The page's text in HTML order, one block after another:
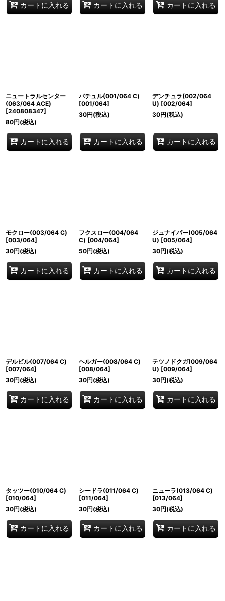
カートに入れる カートに入れる カートに入れる
ニュートラルセンター
(063/064 ACE)
[240808347]
80円(税込)
カートに入れる
バチュル(001/064 C)
[001/064]
30円(税込)
カートに入れる
デンチュラ(002/064
U) [002/064]
30円(税込)
カートに入れる
モクロー(003/064 C)
[003/064]
30円(税込)
カートに入れる
フクスロー(004/064
C) [004/064]
50円(税込)
カートに入れる
ジュナイパー(005/064
U) [005/064]
30円(税込)
カートに入れる
デルビル(007/064 C)
[007/064]
30円(税込)
カートに入れる
ヘルガー(008/064 C)
[008/064]
30円(税込)
カートに入れる
テツノドクガ(009/064
U) [009/064]
30円(税込)
カートに入れる
タッツー(010/064 C)
[010/064]
30円(税込)
カートに入れる
シードラ(011/064 C)
[011/064]
30円(税込)
カートに入れる
ニューラ(013/064 C)
[013/064]
30円(税込)
カートに入れる